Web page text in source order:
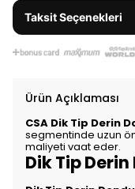
Taksit Seçenekleri
Ürün Açıklaması
CSA Dik Tip Derin
segmentinde uzun
maliyeti vaat eder.
Dik Tip